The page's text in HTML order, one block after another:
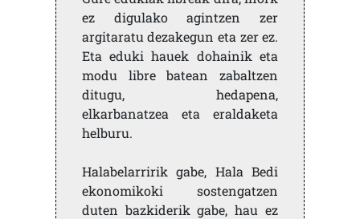
ez digulako agintzen zer
argitaratu dezakegun eta zer ez.
Eta eduki hauek dohainik eta
modu libre batean zabaltzen
ditugu, hedapena,
elkarbanatzea eta eraldaketa
helburu.
Halabelarririk gabe, Hala Bedi
ekonomikoki sostengatzen
duten bazkiderik gabe, hau ez